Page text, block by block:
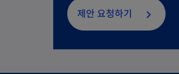
제안 요청하기